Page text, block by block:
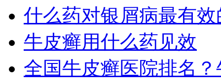
什么药对银屑病最有
牛皮癣用什么药见效
全国牛皮癣医院排名